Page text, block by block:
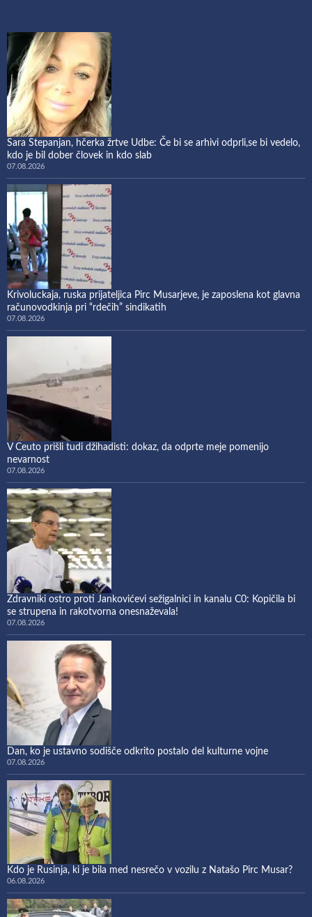
Sara Stepanjan, hčerka žrtve Udbe: Če bi se arhivi odprli,se bi vedelo,
kdo je bil dober človek in kdo slab
07.08.2026
Krivoluckaja, ruska prijateljica Pirc Musarjeve, je zaposlena kot glavna
računovodkinja pri “rdečih” sindikatih
07.08.2026
V Ceuto prišli tudi džihadisti: dokaz, da odprte meje pomenijo
nevarnost
07.08.2026
Zdravniki ostro proti Jankovićevi sežigalnici in kanalu C0: Kopičila bi
se strupena in rakotvorna onesnaževala!
07.08.2026
Dan, ko je ustavno sodišče odkrito postalo del kulturne vojne
07.08.2026
Kdo je Rusinja, ki je bila med nesrečo v vozilu z Natašo Pirc Musar?
06.08.2026